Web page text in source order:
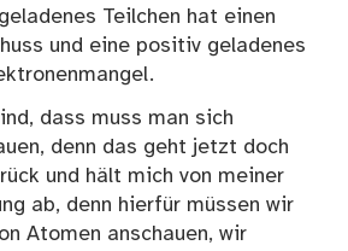
Teilchen hat einen
und eine positiv geladenes
dass muss man sich
denn das geht jetzt doch
und hält mich von meiner
ab, denn hierfür müssen wir
Atomen anschauen, wir